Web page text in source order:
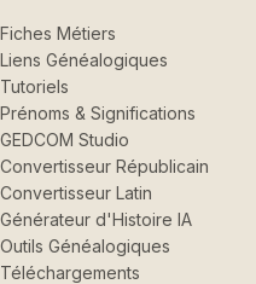
Fiches Métiers
Liens Généalogiques
Tutoriels
Prénoms & Significations
GEDCOM Studio
Convertisseur Républicain
Convertisseur Latin
Générateur d'Histoire IA
Outils Généalogiques
Téléchargements